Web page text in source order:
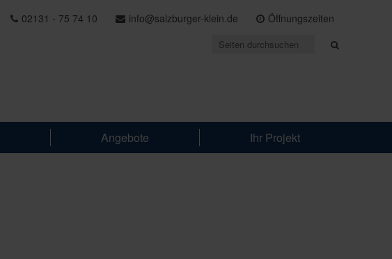
02131 - 75 74 10 info@salzburger-klein.de Öffnungszeiten
Angebote Ihr Projekt